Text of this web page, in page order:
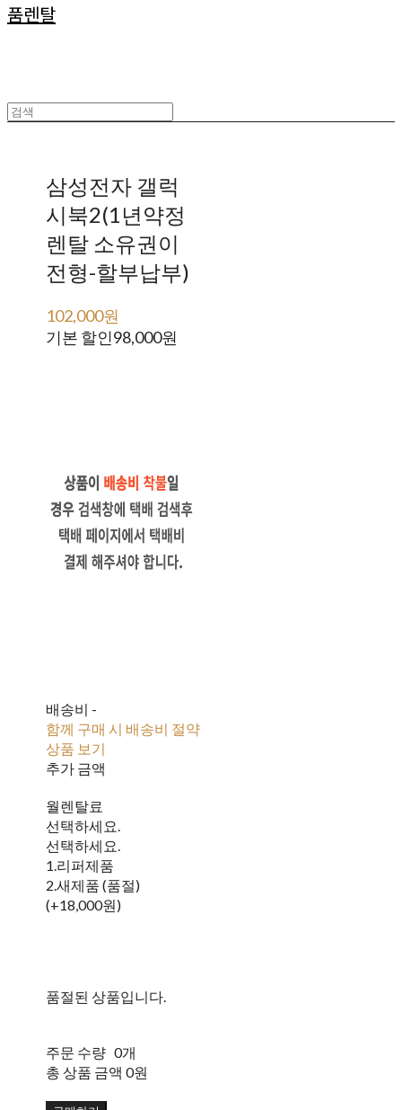
품렌탈
삼성전자 갤럭
시북2(1년약정
렌탈 소유권이
전형-할부납부)
102,000원
기본 할인98,000원
배송비 -
함께 구매 시 배송비 절약
상품 보기
추가 금액
월렌탈료
선택하세요.
선택하세요.
1.리퍼제품
2.새제품 (품절)
(+18,000원)
품절된 상품입니다.
주문 수량 0개
총 상품 금액 0원